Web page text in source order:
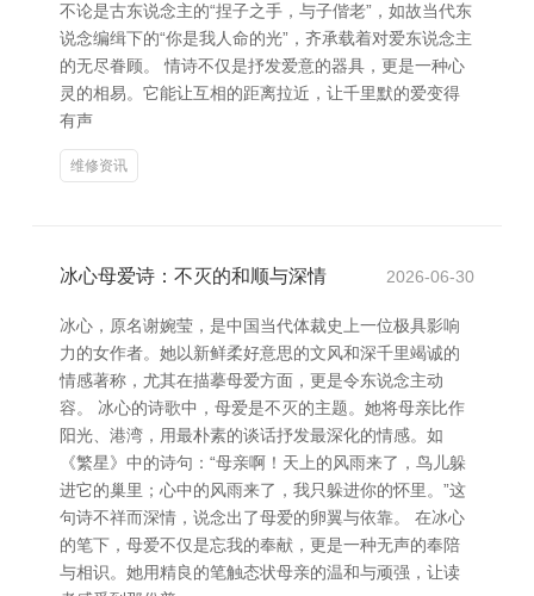
不论是古东说念主的“捏子之手，与子偕老”，如故当代东
说念编缉下的“你是我人命的光”，齐承载着对爱东说念主
的无尽眷顾。 情诗不仅是抒发爱意的器具，更是一种心
灵的相易。它能让互相的距离拉近，让千里默的爱变得
有声
维修资讯
冰心母爱诗：不灭的和顺与深情 2026-06-30
冰心，原名谢婉莹，是中国当代体裁史上一位极具影响
力的女作者。她以新鲜柔好意思的文风和深千里竭诚的
情感著称，尤其在描摹母爱方面，更是令东说念主动
容。 冰心的诗歌中，母爱是不灭的主题。她将母亲比作
阳光、港湾，用最朴素的谈话抒发最深化的情感。如
《繁星》中的诗句：“母亲啊！天上的风雨来了，鸟儿躲
进它的巢里；心中的风雨来了，我只躲进你的怀里。”这
句诗不祥而深情，说念出了母爱的卵翼与依靠。 在冰心
的笔下，母爱不仅是忘我的奉献，更是一种无声的奉陪
与相识。她用精良的笔触态状母亲的温和与顽强，让读